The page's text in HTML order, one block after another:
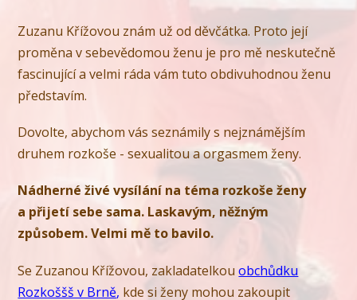
Zuzanu Křížovou znám už od děvčátka. Proto její
proměna v sebevědomou ženu je pro mě neskutečně
fascinující a velmi ráda vám tuto obdivuhodnou ženu
představím.
Dovolte, abychom vás seznámily s nejznámějším
druhem rozkoše - sexualitou a orgasmem ženy.
Nádherné živé vysílání na téma rozkoše ženy
a přijetí sebe sama. Laskavým, něžným
způsobem. Velmi mě to bavilo.
Se Zuzanou Křížovou, zakladatelkouobchůdku
Rozkoššš v Brně, kde si ženy mohou zakoupit